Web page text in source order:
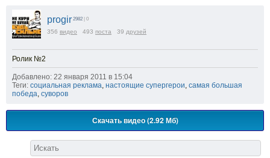
progir 2982 | 0
356 видео 493 поста 39 друзей
Ролик №2
Добавлено: 22 января 2011 в 15:04
Теги: социальная реклама, настоящие супергерои, самая большая
победа, суворов
Скачать видео (2.92 Мб)